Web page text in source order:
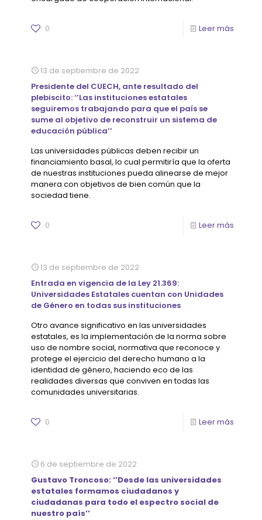
0 Leer más
13 de septiembre de 2022
Presidente del CUECH, ante resultado del
plebiscito: ‘’Las instituciones estatales
seguiremos trabajando para que el país se
sume al objetivo de reconstruir un sistema de
educación pública’’
Las universidades públicas deben recibir un
financiamiento basal, lo cual permitiría que la oferta
de nuestras instituciones pueda alinearse de mejor
manera con objetivos de bien común que la
sociedad tiene.
0 Leer más
13 de septiembre de 2022
Entrada en vigencia de la Ley 21.369:
Universidades Estatales cuentan con Unidades
de Género en todas sus instituciones
Otro avance significativo en las universidades
estatales, es la implementación de la norma sobre
uso de nombre social, normativa que reconoce y
protege el ejercicio del derecho humano a la
identidad de género, haciendo eco de las
realidades diversas que conviven en todas las
comunidades universitarias.
0 Leer más
6 de septiembre de 2022
Gustavo Troncoso: ‘’Desde las universidades
estatales formamos ciudadanos y
ciudadanas para todo el espectro social de
nuestro país’’